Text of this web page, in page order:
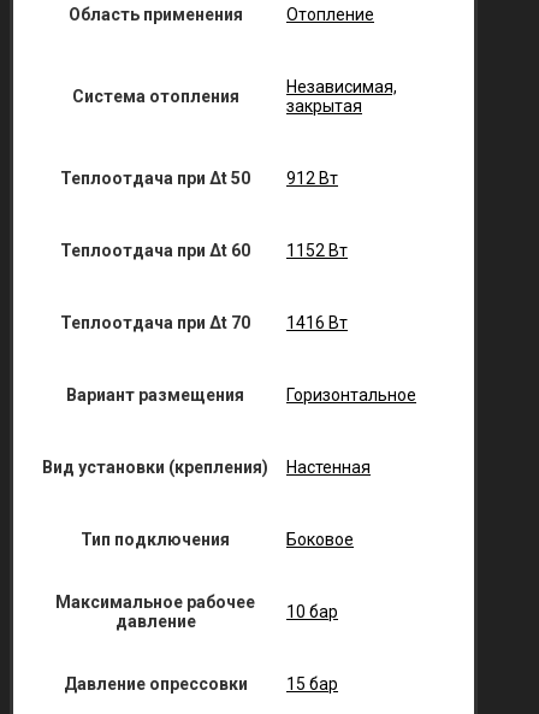
Область применения Отопление
Система отопления
Независимая,
закрытая
Теплоотдача при Δt 50 912 Вт
Теплоотдача при Δt 60 1152 Вт
Теплоотдача при Δt 70 1416 Вт
Вариант размещения Горизонтальное
Вид установки (крепления) Настенная
Тип подключения Боковое
Максимальное рабочее
давление
10 бар
Давление опрессовки 15 бар